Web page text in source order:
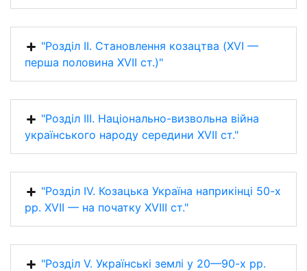
"Розділ ІІ. Становлення козацтва (XVI —
перша половина XVII ст.)"
"Розділ IIІ. Національно-визвольна війна
українського народу середини XVII ст."
"Розділ ІV. Козацька Україна наприкінці 50-х
рр. XVII — на початку XVIII ст."
"Розділ V. Українські землі у 20—90-х рр.